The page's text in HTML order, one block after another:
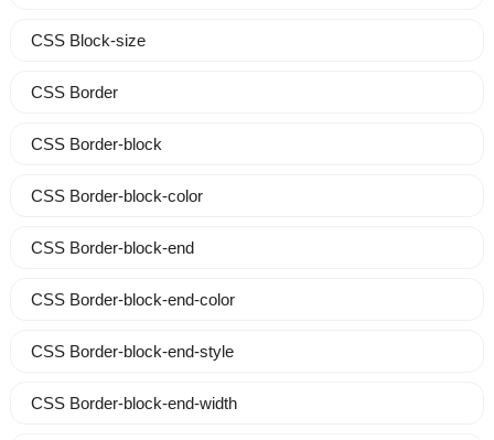
CSS Block-size
CSS Border
CSS Border-block
CSS Border-block-color
CSS Border-block-end
CSS Border-block-end-color
CSS Border-block-end-style
CSS Border-block-end-width